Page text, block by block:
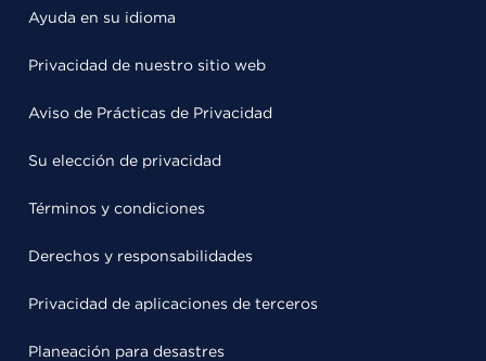
Ayuda en su idioma
Privacidad de nuestro sitio web
Aviso de Prácticas de Privacidad
Su elección de privacidad
Términos y condiciones
Derechos y responsabilidades
Privacidad de aplicaciones de terceros
Planeación para desastres